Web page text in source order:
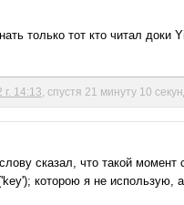
только тот кто читал
14:13 , спустя 21 минуту 10
сказал, что такой момент
которою я не использую,